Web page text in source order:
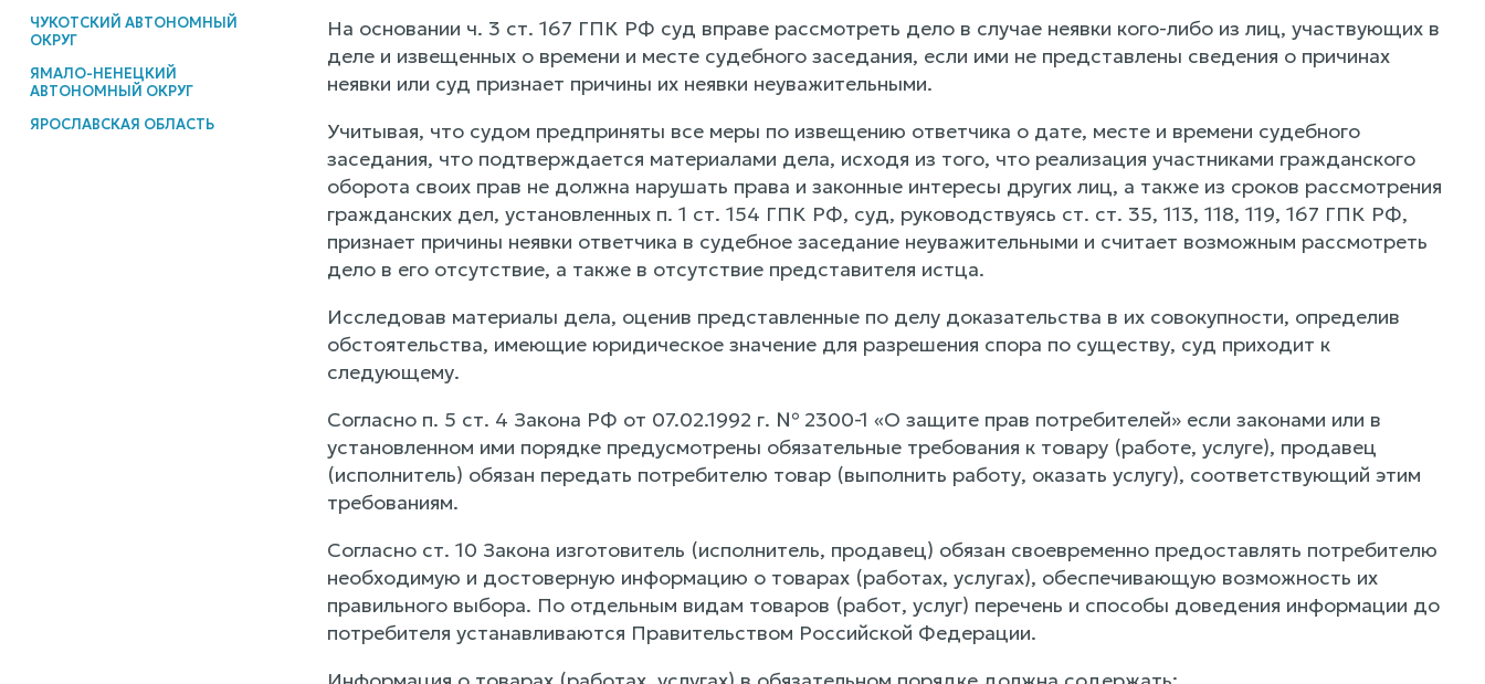
ЧУКОТСКИЙ АВТОНОМНЫЙ
ОКРУГ
ЯМАЛО-НЕНЕЦКИЙ
АВТОНОМНЫЙ ОКРУГ
ЯРОСЛАВСКАЯ ОБЛАСТЬ
На основании ч. 3 ст. 167 ГПК РФ суд вправе рассмотреть дело в случае неявки кого-либо из лиц, участвующих в
деле и извещенных о времени и месте судебного заседания, если ими не представлены сведения о причинах
неявки или суд признает причины их неявки неуважительными.
Учитывая, что судом предприняты все меры по извещению ответчика о дате, месте и времени судебного
заседания, что подтверждается материалами дела, исходя из того, что реализация участниками гражданского
оборота своих прав не должна нарушать права и законные интересы других лиц, а также из сроков рассмотрения
гражданских дел, установленных п. 1 ст. 154 ГПК РФ, суд, руководствуясь ст. ст. 35, 113, 118, 119, 167 ГПК РФ,
признает причины неявки ответчика в судебное заседание неуважительными и считает возможным рассмотреть
дело в его отсутствие, а также в отсутствие представителя истца.
Исследовав материалы дела, оценив представленные по делу доказательства в их совокупности, определив
обстоятельства, имеющие юридическое значение для разрешения спора по существу, суд приходит к
следующему.
Согласно п. 5 ст. 4 Закона РФ от 07.02.1992 г. № 2300-1 «О защите прав потребителей» если законами или в
установленном ими порядке предусмотрены обязательные требования к товару (работе, услуге), продавец
(исполнитель) обязан передать потребителю товар (выполнить работу, оказать услугу), соответствующий этим
требованиям.
Согласно ст. 10 Закона изготовитель (исполнитель, продавец) обязан своевременно предоставлять потребителю
необходимую и достоверную информацию о товарах (работах, услугах), обеспечивающую возможность их
правильного выбора. По отдельным видам товаров (работ, услуг) перечень и способы доведения информации до
потребителя устанавливаются Правительством Российской Федерации.